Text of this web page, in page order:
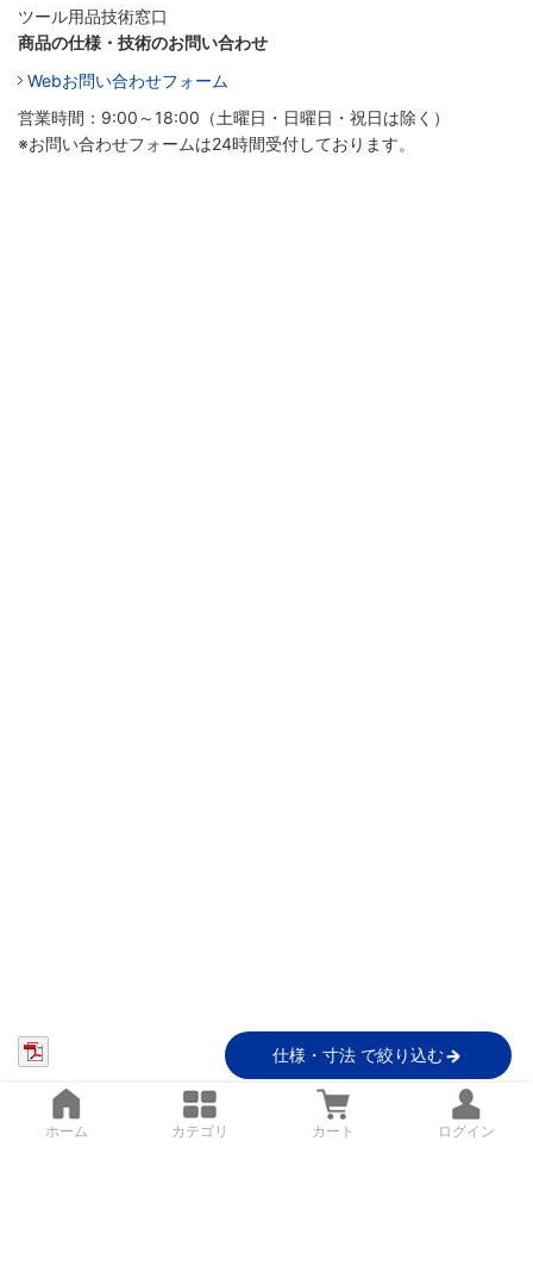
ツール用品技術窓口
商品の仕様・技術のお問い合わせ
Webお問い合わせフォーム
営業時間：9:00～18:00（土曜日・日曜日・祝日は除く）
※お問い合わせフォームは24時間受付しております。
仕様・寸法 で絞り込む
ホーム カテゴリ カート ログイン